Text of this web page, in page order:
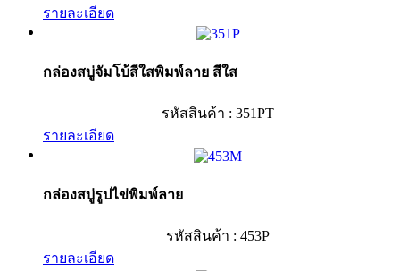
รายละเอียด
กล่องสบู่จัมโบ้สีใสพิมพ์ลาย สีใส
รหัสสินค้า : 351PT
รายละเอียด
กล่องสบู่รูปไข่พิมพ์ลาย
รหัสสินค้า : 453P
รายละเอียด